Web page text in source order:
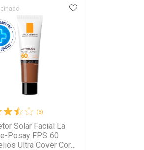
AOS FAVORITOS
(3)
Solar Facial La
Posay FPS 60
Ultra Cover Cor
ADICIONAR AOS